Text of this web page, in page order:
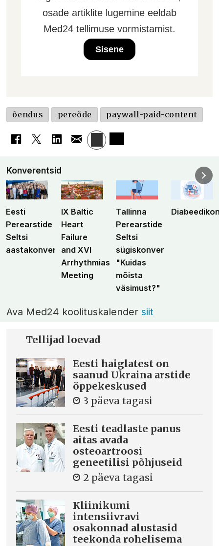
osade artiklite lugemine eeldab
Med24 tellimuse vormistamist.
Sisene
õendus pereõde paywall-paid-content
Konverentsid
Eesti
Perearstide
Seltsi
aastakonverents
IX Baltic
Heart
Failure
and XVI
Arrhythmias
Meeting
Tallinna
Perearstide
Seltsi
sügiskonverents
"Kuidas
mõista
väsimust?"
Ava Med24 koolituskalendersiit
Tellijad loevad
Eesti haiglatest on
saanud Ukraina arstide
õppekeskused
3 päeva tagasi
Eesti teadlaste panus
aitas avada
osteoartroosi
geneetilisi põhjuseid
2 päeva tagasi
Kliinikumi
intensiivravi
osakonnad alustasid
teekonda rohelisema